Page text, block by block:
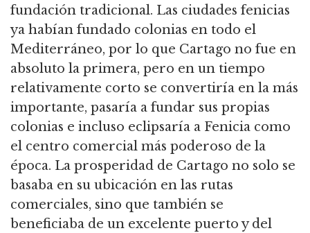
fundación tradicional. Las ciudades fenicias
ya habían fundado colonias en todo el
Mediterráneo, por lo que Cartago no fue en
absoluto la primera, pero en un tiempo
relativamente corto se convertiría en la más
importante, pasaría a fundar sus propias
colonias e incluso eclipsaría a Fenicia como
el centro comercial más poderoso de la
época. La prosperidad de Cartago no solo se
basaba en su ubicación en las rutas
comerciales, sino que también se
beneficiaba de un excelente puerto y del